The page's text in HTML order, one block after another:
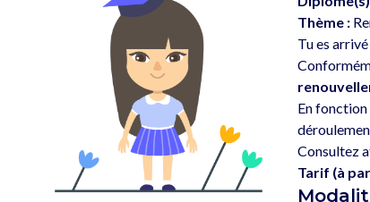
Thème :
Tu es
En
Tarif (à